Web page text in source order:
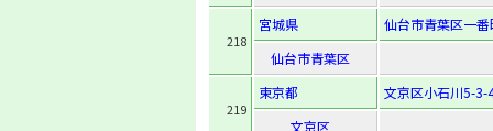
218
宮城県
仙台市青葉区一
仙台市青葉区
219
東京都
文京区小石川5-3-
文京区